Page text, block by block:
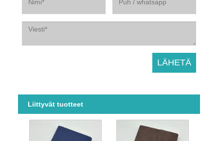
Liittyvät tuotteet